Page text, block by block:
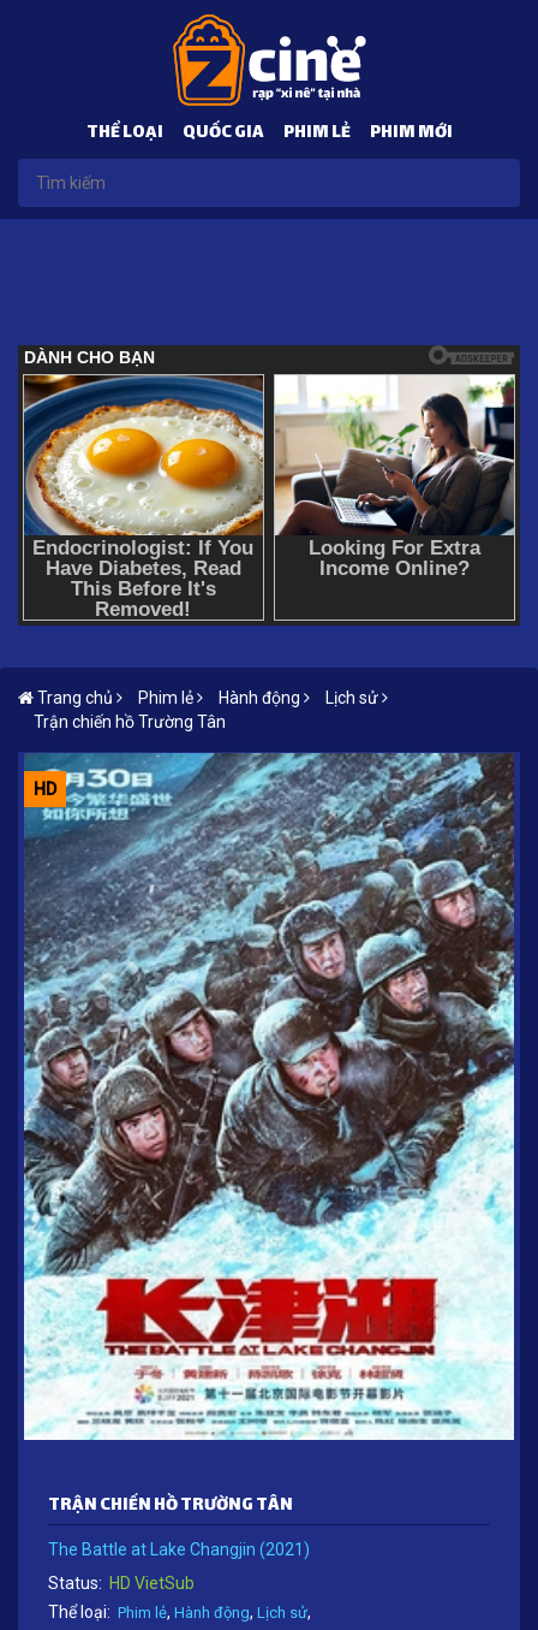
THỂ LOẠI QUỐC GIA PHIM LẺ PHIM MỚI
Trang chủ Phim lẻ Hành động
Lịch sử
Trận chiến hồ Trường Tân
HD
TRẬN CHIẾN HỒ TRƯỜNG TÂN
The Battle at Lake Changjin (2021)
Status: HD VietSub
Thể loại: Phim lẻ, Hành động, Lịch sử,